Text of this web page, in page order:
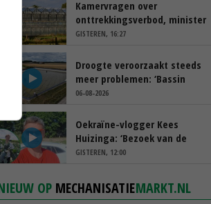
Kamervragen over
onttrekkingsverbod, minister
spreekt van ‘ondernemersrisico’
GISTEREN, 16:27
Droogte veroorzaakt steeds
meer problemen: ‘Bassin
afgelopen week al leeg’
06-08-2026
Oekraïne-vlogger Kees
Huizinga: ‘Bezoek van de
ambassade mag zelf groente
GISTEREN, 12:00
OP MECHANISATIEMARKT.NL